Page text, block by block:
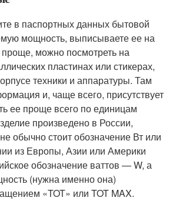
в паспортных данных бытовой
мощность, выписываете ее на
проще, можно посмотреть на
пластинах или стикерах,
техники и аппаратуры. Там
и, чаще всего, присутствует
ее проще всего по единицам
произведено в России,
обычно стоит обозначение Вт или
из Европы, Азии или Америки
обозначение ваттов — W, а
(нужна именно она)
«TOT» или TOT MAX.